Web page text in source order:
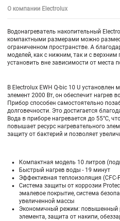
О компании Electrolux
Водонагреватель накопительный
компактными размерами можно
ограниченном пространстве. А
моделей, как с нижним, так и с
установить вне зависимости от места
В Electrolux EWH Q-bic 10 U
элемент 2000 Вт, он обеспечит нагрев
Прибор способен самостоятельно
долговечности. Это достигается
Вода в приборе нагревается до 55°C,
повышает ресурс нагревательного
защиту от бактерий и позволяет
Компактная модель 10 литров
Быстрый нагрев воды - 19 минут
Эффективная теплоизоляция (CFC-
Система защиты от коррозии
эмалевое покрытие, система
увеличенной массы
Экономичный режим: повышенный
элемента, защита от накипи,